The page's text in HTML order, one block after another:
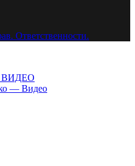
Ответственности.
ВИДЕО
— Видео